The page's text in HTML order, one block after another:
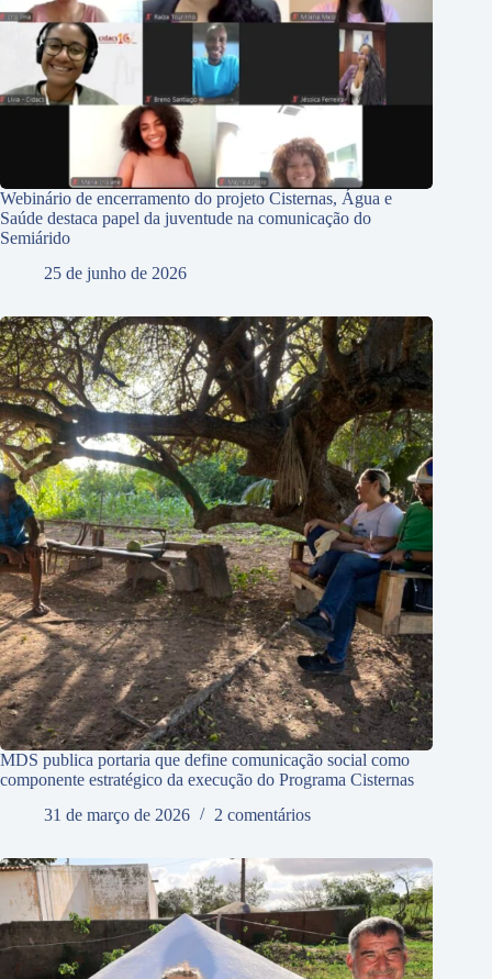
Webinário de encerramento do projeto Cisternas, Água e
Saúde destaca papel da juventude na comunicação do
Semiárido
25 de junho de 2026
MDS publica portaria que define comunicação social como
componente estratégico da execução do Programa Cisternas
31 de março de 2026
2 comentários